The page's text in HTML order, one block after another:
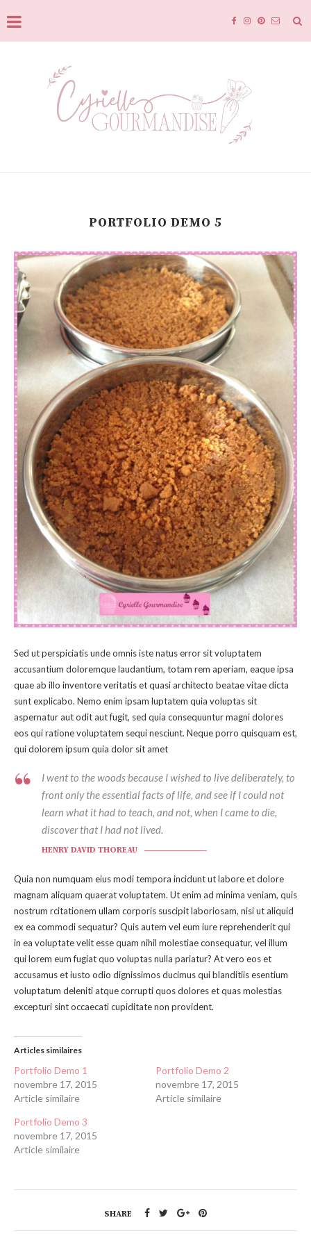
PORTFOLIO DEMO 5
Sed ut perspiciatis unde omnis iste natus error sit voluptatem
accusantium doloremque laudantium, totam rem aperiam, eaque ipsa
quae ab illo inventore veritatis et quasi architecto beatae vitae dicta
sunt explicabo. Nemo enim ipsam luptatem quia voluptas sit
aspernatur aut odit aut fugit, sed quia consequuntur magni dolores
eos qui ratione voluptatem sequi nesciunt. Neque porro quisquam est,
qui dolorem ipsum quia dolor sit amet
I went to the woods because I wished to live deliberately, to
front only the essential facts of life, and see if I could not
learn what it had to teach, and not, when I came to die,
discover that I had not lived.
HENRY DAVID THOREAU
Quia non numquam eius modi tempora incidunt ut labore et dolore
magnam aliquam quaerat voluptatem. Ut enim ad minima veniam, quis
nostrum rcitationem ullam corporis suscipit laboriosam, nisi ut aliquid
ex ea commodi sequatur? Quis autem vel eum iure reprehenderit qui
in ea voluptate velit esse quam nihil molestiae consequatur, vel illum
qui lorem eum fugiat quo voluptas nulla pariatur? At vero eos et
accusamus et iusto odio dignissimos ducimus qui blanditiis esentium
voluptatum deleniti atque corrupti quos dolores et quas molestias
excepturi sint occaecati cupiditate non provident.
Articles similaires
Portfolio Demo 1
novembre 17, 2015
Article similaire
Portfolio Demo 2
novembre 17, 2015
Article similaire
Portfolio Demo 3
novembre 17, 2015
Article similaire
SHARE